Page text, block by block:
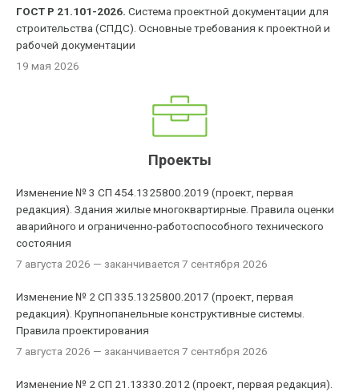
ГОСТ Р 21.101-2026. Система проектной документации для
строительства (СПДС). Основные требования к проектной и
рабочей документации
19 мая 2026
Проекты
Изменение № 3 СП 454.1325800.2019 (проект, первая
редакция). Здания жилые многоквартирные. Правила оценки
аварийного и ограниченно-работоспособного технического
состояния
7 августа 2026 — заканчивается 7 сентября 2026
Изменение № 2 СП 335.1325800.2017 (проект, первая
редакция). Крупнопанельные конструктивные системы.
Правила проектирования
7 августа 2026 — заканчивается 7 сентября 2026
Изменение № 2 СП 21.13330.2012 (проект, первая редакция).